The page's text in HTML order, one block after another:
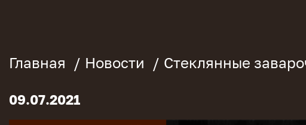
Главная Новости Стеклянные
09.07.2021